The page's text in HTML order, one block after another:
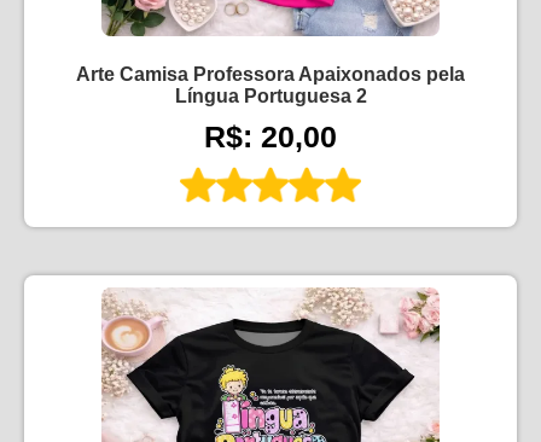
Arte Camisa Professora Apaixonados pela
Língua Portuguesa 2
R$: 20,00